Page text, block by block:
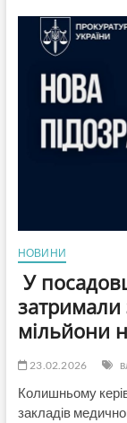
НОВИНИ
У
затримали
мільйони
23.02.2026
Колишньому
закладів